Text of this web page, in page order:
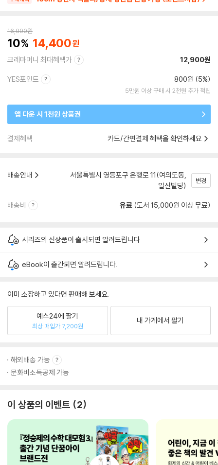
16,000원
10 14,400
크레마머니 최대혜택가 12,900원
YES포인트 800원 (5%)
5만원 이상 구매 시 2천원 추가 적립
앱 다운 시 1천원 상품권
결제혜택 카드/간편결제 혜택을 확인하세요
배송안내
서울특별시 영등포구 은행로 11(여의도동,
일신빌딩)
변경
배송비 유료 (도서 15,000원 이상 무료)
시리즈의 신상품이 출시되면 알려드립니다.
eBook이 출간되면 알려드립니다.
이미 소장하고 있다면 판매해 보세요.
예스24에 팔기
최상 매입가 7,200원
내 가게에서 팔기
해외배송 가능
문화비소득공제 가능
이 상품의 이벤트 2